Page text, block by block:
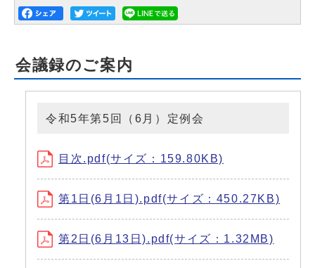
会議録のご案内
令和5年第5回（6月）定例会
目次.pdf(サイズ：159.80KB)
第1日(6月1日).pdf(サイズ：450.27KB)
第2日(6月13日).pdf(サイズ：1.32MB)